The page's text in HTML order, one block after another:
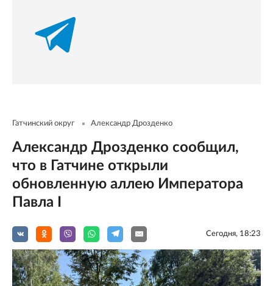
Гатчинский округ Александр Дрозденко
Александр Дрозденко сообщил,
что в Гатчине открыли
обновленную аллею Императора
Павла I
Сегодня, 18:23